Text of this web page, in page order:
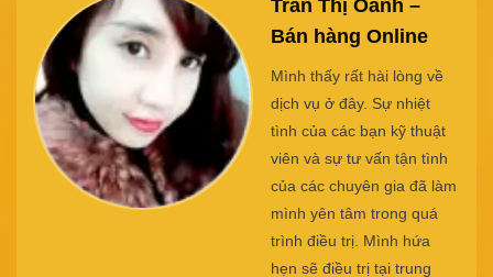
Da mình rất nhạy cảm,
cộng thêm thời tiết nóng
bức và ô nhiễm ở Sài gòn
làm làn da của mình bị nổi
mụn. Một lần tình cờ lướt
facebook thấy ở Beryl
Beauty đang có chương
trình giảm giá trị mụn. Sau
liệu trình trị mụn thì da
mình đã trở lại bình